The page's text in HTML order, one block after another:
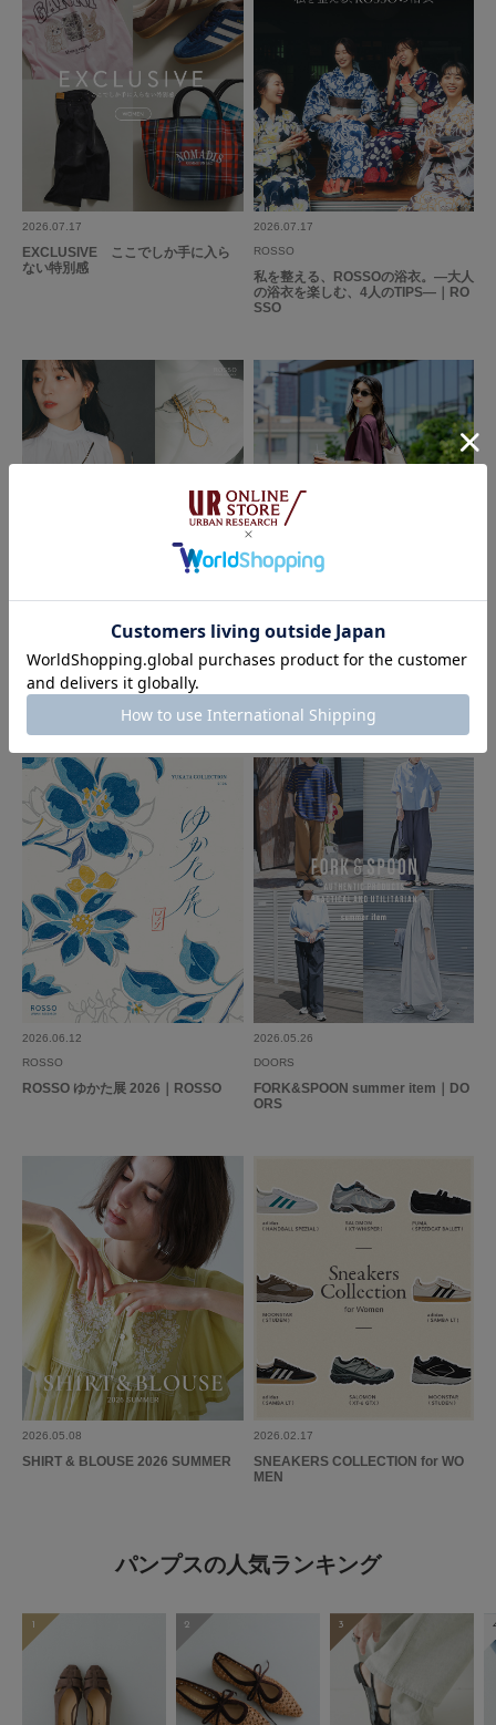
2026.07.17
EXCLUSIVE ここでしか手に入ら
ない特別感
2026.07.17
ROSSO
私を整える、ROSSOの浴衣。―大人
の浴衣を楽しむ、4人のTIPS―｜RO
SSO
ROSSO
Summer evenings in demure style
2026.06.19
ROSSO
OSSO
2026.06.12
ROSSO
ROSSO ゆかた展 2026｜ROSSO
2026.05.26
DOORS
FORK&SPOON summer item｜DO
ORS
2026.05.08
SHIRT & BLOUSE 2026 SUMMER
2026.02.17
SNEAKERS COLLECTION for WO
MEN
パンプスの人気ランキング
1 2 3